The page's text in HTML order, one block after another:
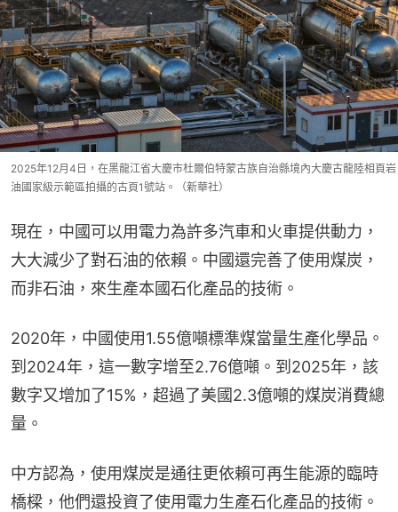
2025年12月4日，在黑龍江省大慶市杜爾伯特蒙古族自治縣境內大慶古龍陸相頁岩
油國家級示範區拍攝的古頁1號站。（新華社）
現在，中國可以用電力為許多汽車和火車提供動力，
大大減少了對石油的依賴。中國還完善了使用煤炭，
而非石油，來生產本國石化產品的技術。
2020年，中國使用1.55億噸標準煤當量生產化學品。
到2024年，這一數字增至2.76億噸。到2025年，該
數字又增加了15%，超過了美國2.3億噸的煤炭消費總
量。
中方認為，使用煤炭是通往更依賴可再生能源的臨時
橋樑，他們還投資了使用電力生產石化產品的技術。